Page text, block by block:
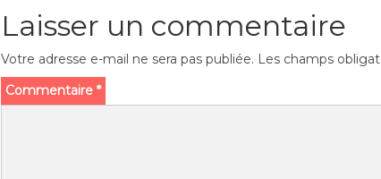
Laisser un commentaire
Votre adresse e-mail ne sera pas publiée. Les champs
Commentaire *